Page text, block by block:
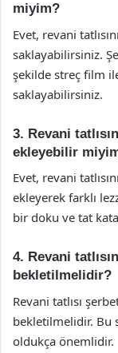
miyim?
Evet, revani
saklayabilirsiniz.
şekilde streç film
saklayabilirsiniz.
3. Revani
ekleyebilir
Evet, revani
ekleyerek farklı
bir doku ve tat
4. Revani
bekletilmelidir?
Revani tatlısı
bekletilmelidir. Bu
oldukça önemlidir.